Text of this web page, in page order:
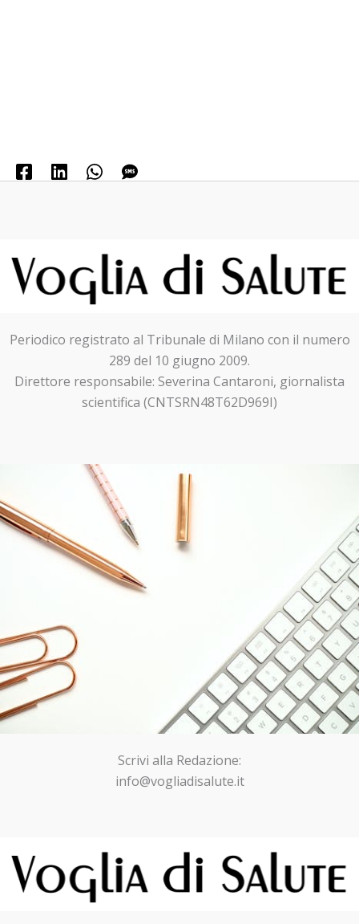
Periodico registrato al Tribunale di Milano con il numero
289 del 10 giugno 2009.
Direttore responsabile: Severina Cantaroni, giornalista
scientifica (CNTSRN48T62D969I)
Scrivi alla Redazione:
info@vogliadisalute.it